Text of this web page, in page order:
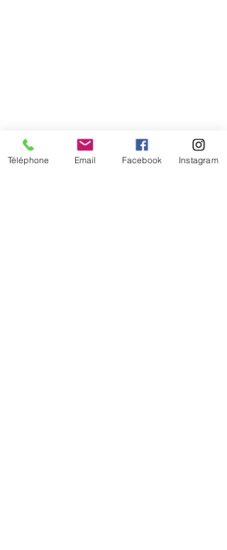
Téléphone Email Facebook Instagram